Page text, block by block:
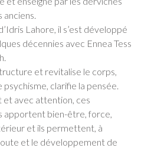
anciens.
Lahore, il s’est développé
décennies avec Ennea Tess
et revitalise le corps,
clarifie la pensée.
et avec attention, ces
apportent bien-être, force,
et ils permettent, à
et le développement de